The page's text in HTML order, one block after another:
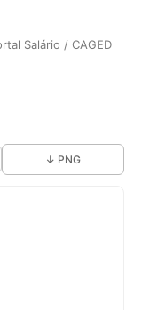
Salário / CAGED
↓ PNG